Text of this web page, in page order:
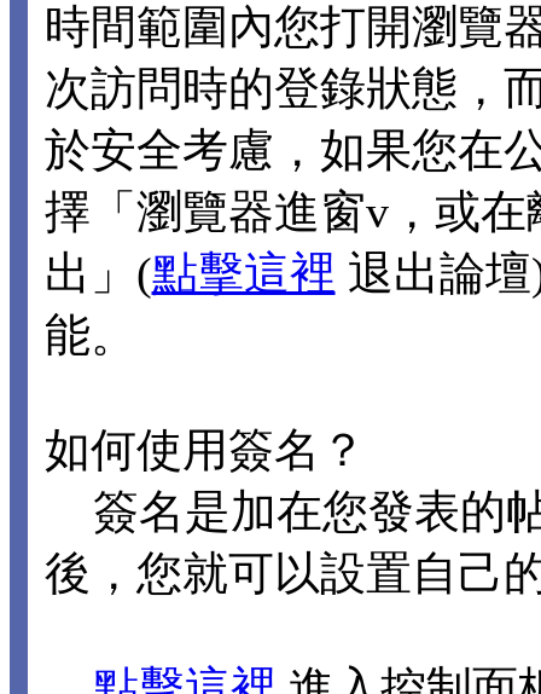
時間範圍內您打開瀏覽
次訪問時的登錄狀態，
於安全考慮，如果您在
擇「瀏覽器進窗v，或
出」(點擊這裡 退出論
能。
如何使用簽名？
簽名是加在您發表的
後，您就可以設置自己